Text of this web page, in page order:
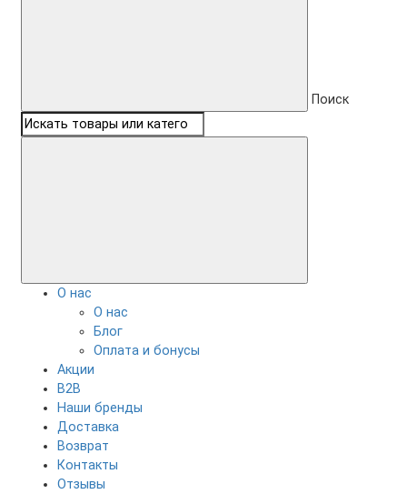
Поиск
О нас
О нас
Блог
Оплата и бонусы
Акции
B2B
Наши бренды
Доставка
Возврат
Контакты
Отзывы